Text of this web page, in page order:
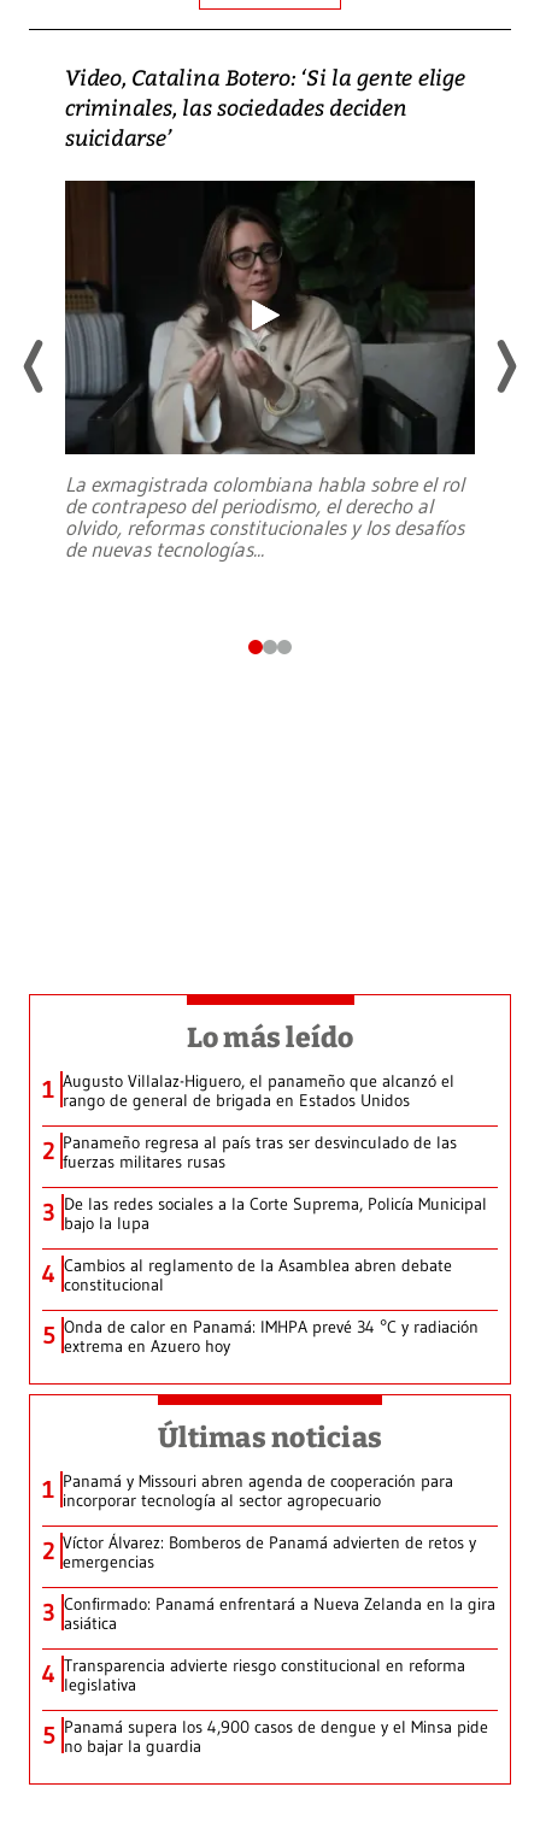
Video, Catalina Botero: ‘Si la gente elige
criminales, las sociedades deciden
suicidarse’
La exmagistrada colombiana habla sobre el rol
de contrapeso del periodismo, el derecho al
olvido, reformas constitucionales y los desafíos
de nuevas tecnologías...
Lo más leído
1 Augusto Villalaz-Higuero, el panameño que alcanzó el
rango de general de brigada en Estados Unidos
2 Panameño regresa al país tras ser desvinculado de las
fuerzas militares rusas
3 De las redes sociales a la Corte Suprema, Policía Municipal
bajo la lupa
4 Cambios al reglamento de la Asamblea abren debate
constitucional
5 Onda de calor en Panamá: IMHPA prevé 34 °C y radiación
extrema en Azuero hoy
Últimas noticias
1 Panamá y Missouri abren agenda de cooperación para
incorporar tecnología al sector agropecuario
2 Víctor Álvarez: Bomberos de Panamá advierten de retos y
emergencias
3 Confirmado: Panamá enfrentará a Nueva Zelanda en la gira
asiática
4 Transparencia advierte riesgo constitucional en reforma
legislativa
5 Panamá supera los 4,900 casos de dengue y el Minsa pide
no bajar la guardia